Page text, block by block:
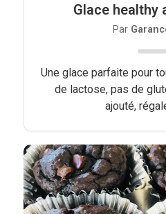
Glace healthy
Par
Une glace parfaite pour
de lactose, pas de
ajouté,